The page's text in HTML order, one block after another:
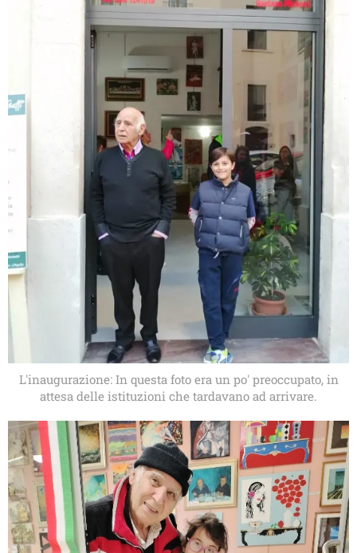
L'inaugurazione: In questa foto era un po' preoccupato, in
attesa delle istituzioni che tardavano ad arrivare.